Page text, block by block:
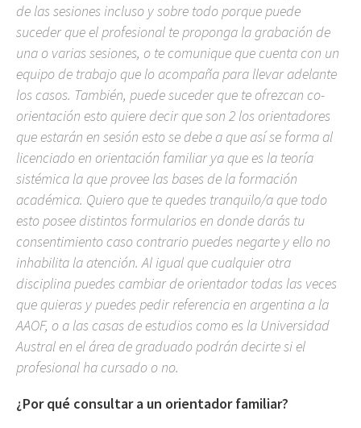
de las sesiones incluso y sobre todo porque puede
suceder que el profesional te proponga la grabación de
una o varias sesiones, o te comunique que cuenta con un
equipo de trabajo que lo acompaña para llevar adelante
los casos. También, puede suceder que te ofrezcan co-
orientación esto quiere decir que son 2 los orientadores
que estarán en sesión esto se debe a que así se forma al
licenciado en orientación familiar ya que es la teoría
sistémica la que provee las bases de la formación
académica. Quiero que te quedes tranquilo/a que todo
esto posee distintos formularios en donde darás tu
consentimiento caso contrario puedes negarte y ello no
inhabilita la atención. Al igual que cualquier otra
disciplina puedes cambiar de orientador todas las veces
que quieras y puedes pedir referencia en argentina a la
AAOF, o a las casas de estudios como es la Universidad
Austral en el área de graduado podrán decirte si el
profesional ha cursado o no.
¿Por qué consultar a un orientador familiar?